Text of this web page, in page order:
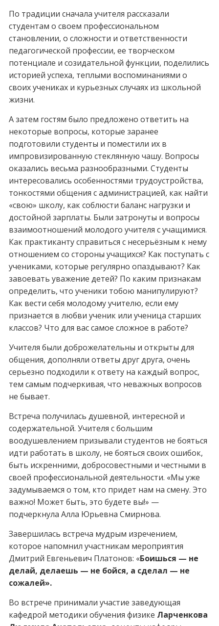
По традиции сначала учителя рассказали
студентам о своем профессиональном
становлении, о сложности и ответственности
педагогической профессии, ее творческом
потенциале и созидательной функции, поделились
историей успеха, теплыми воспоминаниями о
своих учениках и курьезных случаях из школьной
жизни.
А затем гостям было предложено ответить на
некоторые вопросы, которые заранее
подготовили студенты и поместили их в
импровизированную стеклянную чашу. Вопросы
оказались весьма разнообразными. Студенты
интересовались особенностями трудоустройства,
тонкостями общения с администрацией, как найти
«свою» школу, как соблюсти баланс нагрузки и
достойной зарплаты. Были затронуты и вопросы
взаимоотношений молодого учителя с учащимися.
Как практиканту справиться с несерьёзным к нему
отношением со стороны учащихся? Как поступать с
учениками, которые регулярно опаздывают? Как
завоевать уважение детей? По каким признакам
определить, что ученики тобою манипулируют?
Как вести себя молодому учителю, если ему
признается в любви ученик или ученица старших
классов? Что для вас самое сложное в работе?
Учителя были доброжелательны и открыты для
общения, дополняли ответы друг друга, очень
серьезно подходили к ответу на каждый вопрос,
тем самым подчеркивая, что неважных вопросов
не бывает.
Встреча получилась душевной, интересной и
содержательной. Учителя с большим
воодушевлением призывали студентов не бояться
идти работать в школу, не бояться своих ошибок,
быть искренними, добросовестными и честными в
своей профессиональной деятельности. «Мы уже
задумываемся о том, кто придет нам на смену. Это
важно! Может быть, это будете вы!» —
подчеркнула Алла Юрьевна Смирнова.
Завершилась встреча мудрым изречением,
которое напомнил участникам мероприятия
Дмитрий Евгеньевич Платонов: «Боишься — не
делай, делаешь — не бойся, а сделал — не
сожалей».
Во встрече принимали участие заведующая
кафедрой методики обучения физике Ларченкова